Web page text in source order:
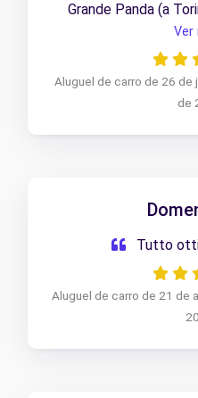
Grande Panda (a
benissimo. Servizio
Ver
Aluguel de carro de 26 de
de
Tutto
Aluguel de carro de 21 de